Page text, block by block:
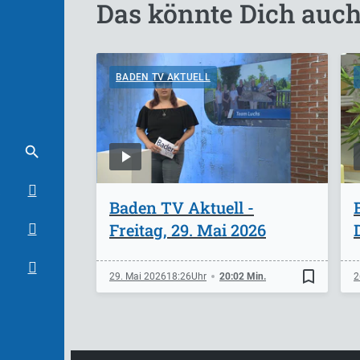
Das könnte Dich
BADEN TV AKTUELL
Baden TV Aktuell -
Freitag, 29. Mai 2026
29. Mai 202618:26 20:02 Min. bookmark_border